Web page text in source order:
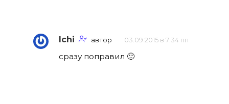
Ichi автор 03.09.2015 в 7:34 пп
сразу поправил 🙂